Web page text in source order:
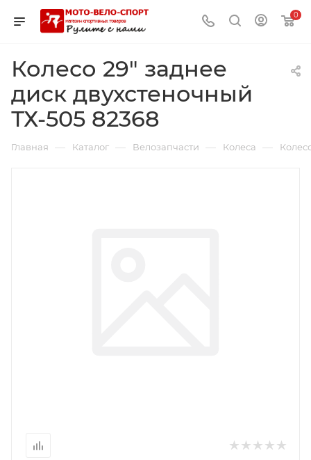
0
Колесо 29" заднее
диск двухстеночный
ТХ-505 82368
Главная — Каталог — Велозапчасти — Колеса —